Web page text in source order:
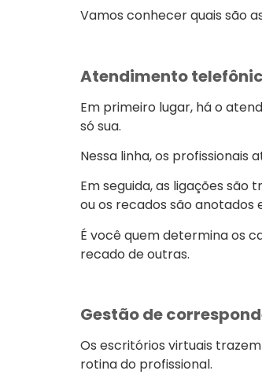
Vamos conhecer quais são
Atendimento
Em primeiro lugar, há o
só sua.
Nessa linha, os profissionais
Em seguida, as ligações
ou os recados são anotados
É você quem determina os
recado de outras.
Gestão de
Os escritórios virtuais
rotina do profissional.